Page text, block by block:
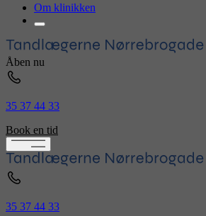
Om klinikken
Åben nu
35 37 44 33
Book en tid
35 37 44 33